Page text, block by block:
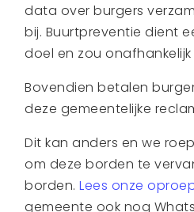
data over burgers
bij. Buurtpreventie dient
doel en zou
Bovendien betalen
deze gemeentelijke
Dit kan anders en we
om deze borden te
borden.Lees onze
gemeente ook nog